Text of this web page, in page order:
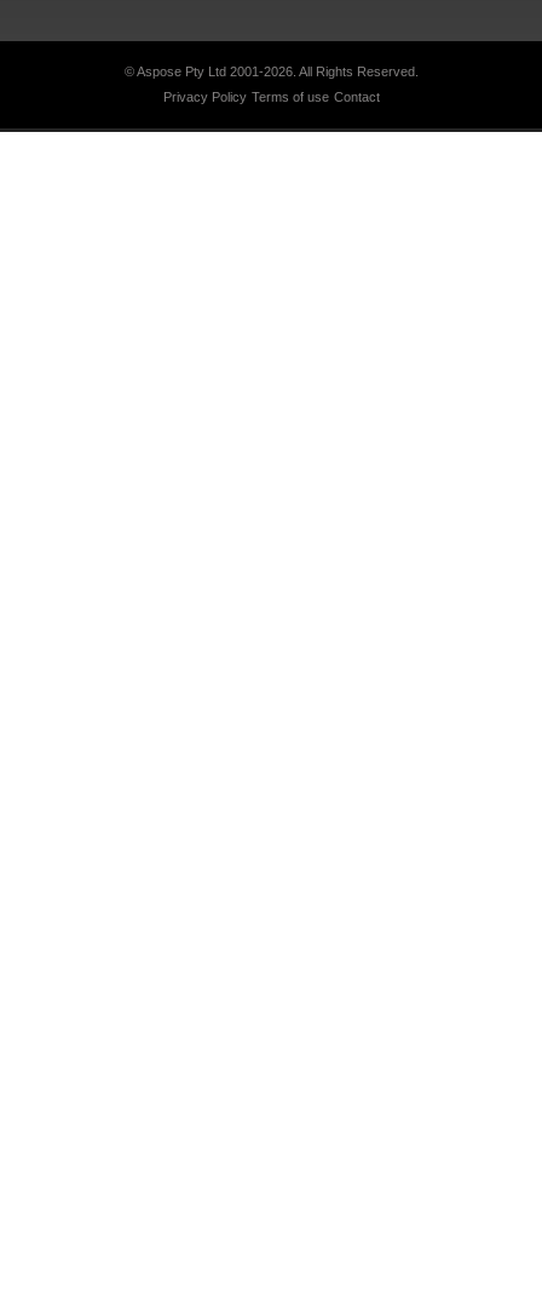
© Aspose Pty Ltd 2001-2026. All Rights Reserved.
Privacy Policy Terms of use Contact